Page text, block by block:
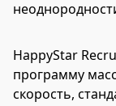
HappyStar
программу
скорость,